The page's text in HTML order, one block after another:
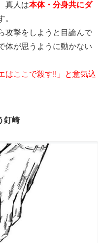
真人は本体・分身共にダ
。
攻撃をしようと目論んで
体が思うように動かない
はここで殺す!!」と意気込
釘崎